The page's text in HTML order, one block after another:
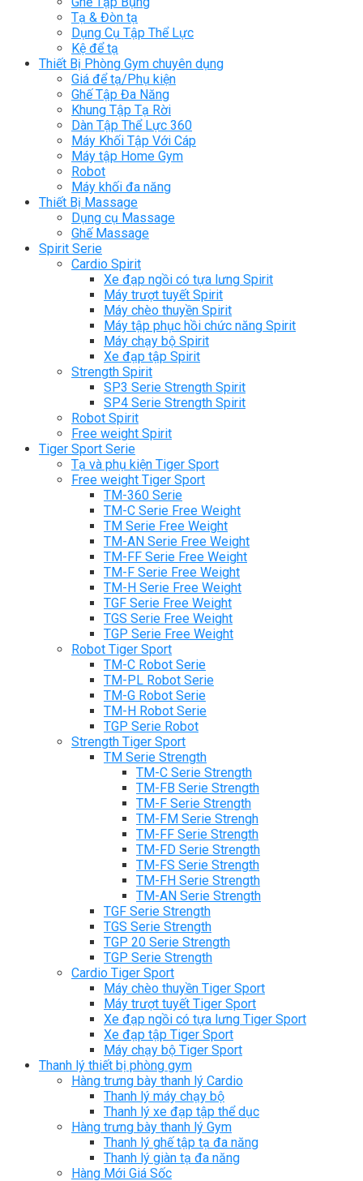
Tạ & Đòn tạ
Dụng Cụ Tập Thể Lực
Kệ để tạ
Thiết Bị Phòng Gym chuyên dụng
Giá để tạ/Phụ kiện
Ghế Tập Đa Năng
Khung Tập Tạ Rời
Dàn Tập Thể Lực 360
Máy Khối Tập Với Cáp
Máy tập Home Gym
Robot
Máy khối đa năng
Thiết Bị Massage
Dụng cụ Massage
Ghế Massage
Spirit Serie
Cardio Spirit
Xe đạp ngồi có tựa lưng Spirit
Máy trượt tuyết Spirit
Máy chèo thuyền Spirit
Máy tập phục hồi chức năng Spirit
Máy chạy bộ Spirit
Xe đạp tập Spirit
Strength Spirit
SP3 Serie Strength Spirit
SP4 Serie Strength Spirit
Robot Spirit
Free weight Spirit
Tiger Sport Serie
Tạ và phụ kiện Tiger Sport
Free weight Tiger Sport
TM-360 Serie
TM-C Serie Free Weight
TM Serie Free Weight
TM-AN Serie Free Weight
TM-FF Serie Free Weight
TM-F Serie Free Weight
TM-H Serie Free Weight
TGF Serie Free Weight
TGS Serie Free Weight
TGP Serie Free Weight
Robot Tiger Sport
TM-C Robot Serie
TM-PL Robot Serie
TM-G Robot Serie
TM-H Robot Serie
TGP Serie Robot
Strength Tiger Sport
TM Serie Strength
TM-C Serie Strength
TM-FB Serie Strength
TM-F Serie Strength
TM-FM Serie Strengh
TM-FF Serie Strength
TM-FD Serie Strength
TM-FS Serie Strength
TM-FH Serie Strength
TM-AN Serie Strength
TGF Serie Strength
TGS Serie Strength
TGP 20 Serie Strength
TGP Serie Strength
Cardio Tiger Sport
Máy chèo thuyền Tiger Sport
Máy trượt tuyết Tiger Sport
Xe đạp ngồi có tựa lưng Tiger Sport
Xe đạp tập Tiger Sport
Máy chạy bộ Tiger Sport
Thanh lý thiết bị phòng gym
Hàng trưng bày thanh lý Cardio
Thanh lý máy chạy bộ
Thanh lý xe đạp tập thể dục
Hàng trưng bày thanh lý Gym
Thanh lý ghế tập tạ đa năng
Thanh lý giàn tạ đa năng
Hàng Mới Giá Sốc